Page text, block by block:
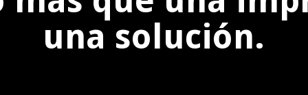
una solución.